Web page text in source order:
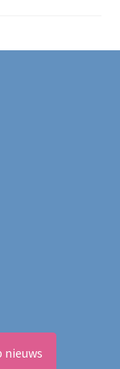
productpagina
nieuws